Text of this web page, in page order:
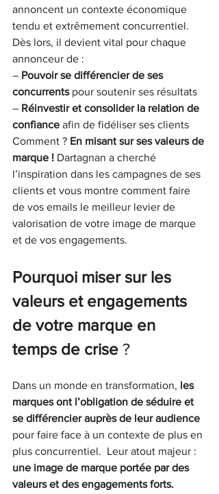
annoncent un contexte économique
tendu et extrêmement concurrentiel.
Dès lors, il devient vital pour chaque
annonceur de :
– Pouvoir se différencier de ses
concurrents pour soutenir ses résultats
– Réinvestir et consolider la relation de
confiance afin de fidéliser ses clients
Comment ? En misant sur ses valeurs de
marque ! Dartagnan a cherché
l’inspiration dans les campagnes de ses
clients et vous montre comment faire
de vos emails le meilleur levier de
valorisation de votre image de marque
et de vos engagements.
Pourquoi miser sur les
valeurs et engagements
de votre marque en
temps de crise ?
Dans un monde en transformation, les
marques ont l’obligation de séduire et
se différencier auprès de leur audience
pour faire face à un contexte de plus en
plus concurrentiel.  Leur atout majeur :
une image de marque portée par des
valeurs et des engagements forts.